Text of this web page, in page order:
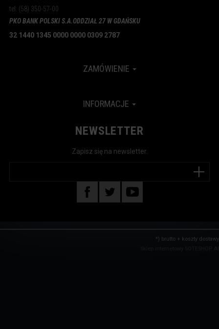
tel: (58) 350-57-00
PKO BANK POLSKI S.A.ODDZIAŁ 27 W GDAŃSKU
32 1440 1345 0000 0000 0309 2787
ZAMÓWIENIE
INFORMACJE
NEWSLETTER
Zapisz się na newsletter.
*) brutto + koszty dostawy